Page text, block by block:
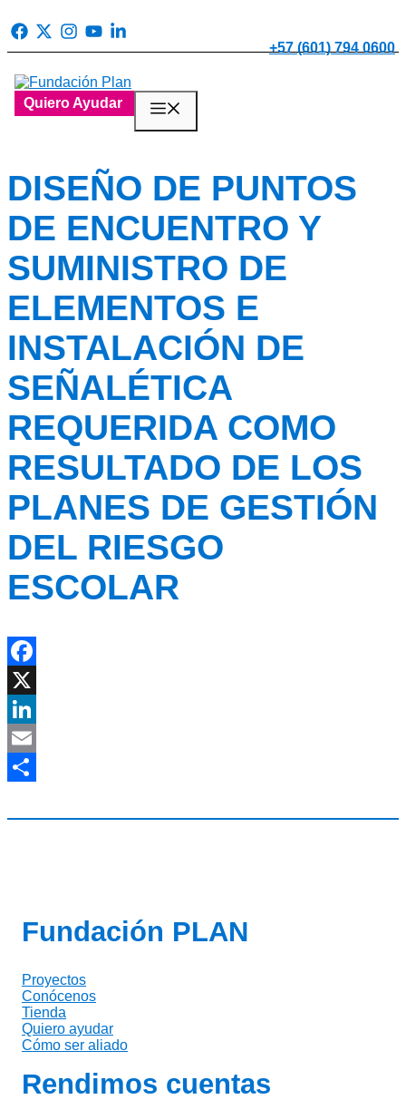
al
+57 (601) 794 0600
Quiero Ayudar
DISEÑO DE PUNTOS
DE ENCUENTRO Y
SUMINISTRO DE
ELEMENTOS E
INSTALACIÓN DE
SEÑALÉTICA
REQUERIDA COMO
RESULTADO DE LOS
PLANES DE GESTIÓN
DEL RIESGO
ESCOLAR
Facebook
X
LinkedIn
Email
Fundación PLAN
Proyectos
Conócenos
Tienda
Quiero ayudar
Cómo ser aliado
Rendimos cuentas